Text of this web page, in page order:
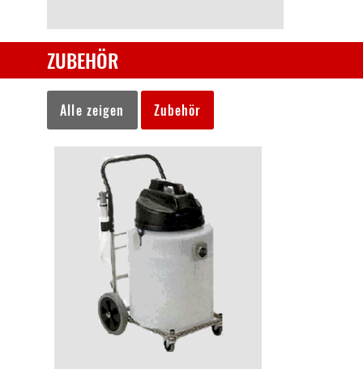
ZUBEHÖR
Alle zeigen Zubehör